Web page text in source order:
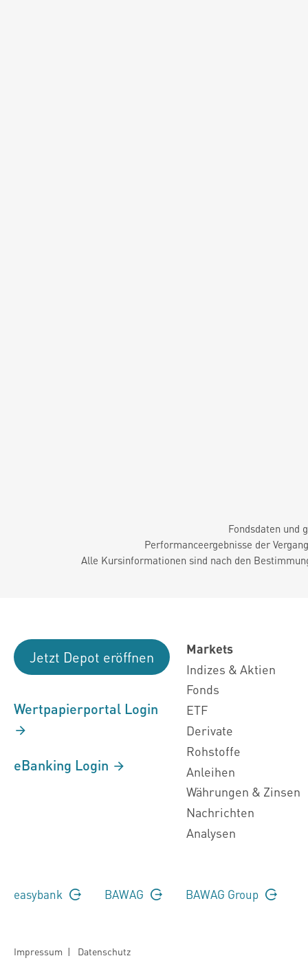
Fondsdaten und
Performanceergebnisse der
Alle Kursinformationen sind nach den
Jetzt Depot eröffnen
Wertpapierportal Login
eBanking Login
Markets
Indizes & Aktien
Fonds
ETF
Derivate
Rohstoffe
Anleihen
Währungen & Zinsen
Nachrichten
Analysen
easybank BAWAG BAWAG Group
Impressum | Datenschutz